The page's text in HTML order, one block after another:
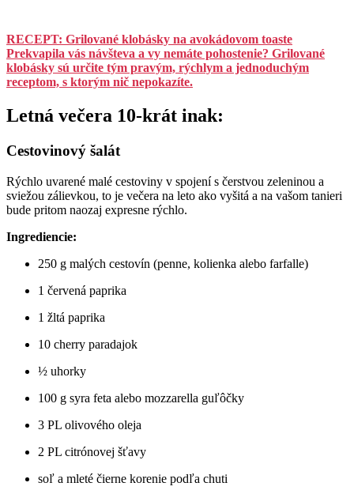
RECEPT: Grilované klobásky na avokádovom toaste
Prekvapila vás návšteva a vy nemáte pohostenie? Grilované
klobásky sú určite tým pravým, rýchlym a jednoduchým
receptom, s ktorým nič nepokazíte.
Letná večera 10-krát inak:
Cestovinový šalát
Rýchlo uvarené malé cestoviny v spojení s čerstvou zeleninou a
sviežou zálievkou, to je večera na leto ako vyšitá a na vašom tanieri
bude pritom naozaj expresne rýchlo.
Ingrediencie:
250 g malých cestovín (penne, kolienka alebo farfalle)
1 červená paprika
1 žltá paprika
10 cherry paradajok
½ uhorky
100 g syra feta alebo mozzarella guľôčky
3 PL olivového oleja
2 PL citrónovej šťavy
soľ a mleté čierne korenie podľa chuti